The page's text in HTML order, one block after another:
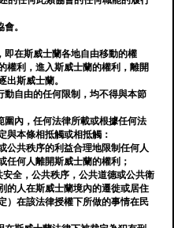
。
即在斯威士蘭各地自由移動的權
權利，進入斯威士蘭的權利，離開
出斯威士蘭。
動自由的任何限制，均不得與本節
圍內，任何法律所載或根據任何法
與本條相抵觸或相抵觸：
公共秩序的利益合理地限制任何人
任何人離開斯威士蘭的權利；
全，公共秩序，公共道德或公共衛
的人在斯威士蘭境內的遷徙或居住
）在該法律授權下所做的事情在民